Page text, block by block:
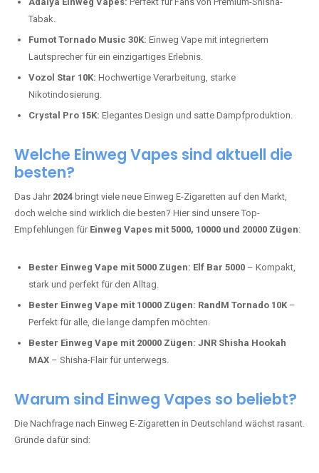
Tabak.
Fumot Tornado Music 30K: Einweg Vape mit integriertem
Lautsprecher für ein einzigartiges Erlebnis.
Vozol Star 10K: Hochwertige Verarbeitung, starke
Nikotindosierung.
Crystal Pro 15K: Elegantes Design und satte Dampfproduktion.
Welche Einweg Vapes sind aktuell die
besten?
Das Jahr 2024 bringt viele neue Einweg E-Zigaretten auf den Markt,
doch welche sind wirklich die besten? Hier sind unsere Top-
Empfehlungen für Einweg Vapes mit 5000, 10000 und 20000 Zügen:
Bester Einweg Vape mit 5000 Zügen: Elf Bar 5000 – Kompakt,
stark und perfekt für den Alltag.
Bester Einweg Vape mit 10000 Zügen: RandM Tornado 10K –
Perfekt für alle, die lange dampfen möchten.
Bester Einweg Vape mit 20000 Zügen: JNR Shisha Hookah
MAX – Shisha-Flair für unterwegs.
Warum sind Einweg Vapes so beliebt?
Die Nachfrage nach Einweg E-Zigaretten in Deutschland wächst rasant.
Gründe dafür sind: